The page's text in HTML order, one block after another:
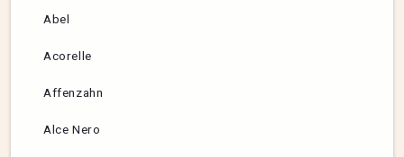
Abel
Acorelle
Affenzahn
Alce Nero